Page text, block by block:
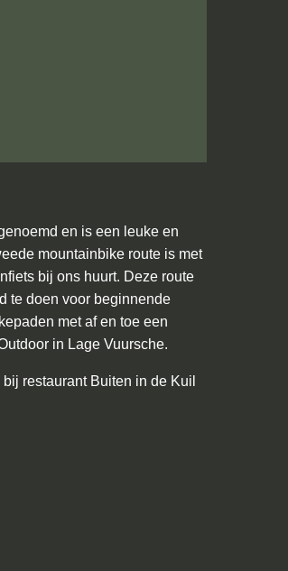
en is een leuke en
mountainbike route is met
bij ons huurt. Deze route
te doen voor beginnende
met af en toe een
in Lage Vuursche.
restaurant Buiten in de Kuil